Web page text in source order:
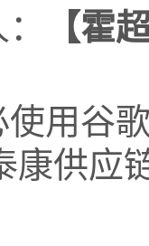
【霍
用谷
康供应